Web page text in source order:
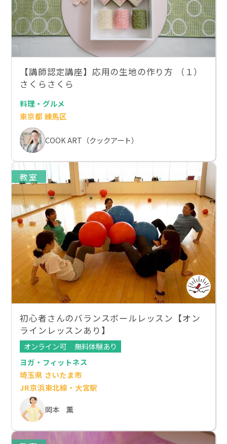
【講師認定講座】応用の生地の作り方 （１）
さくらさくら
料理・グルメ
東京都 練馬区
COOK ART（クックアート）
教室
初心者さんのバランスボールレッスン【オン
ラインレッスンあり】
オンライン可
無料体験あり
ヨガ・フィットネス
埼玉県 さいたま市
JR京浜東北線・大宮駅
岡本 薫